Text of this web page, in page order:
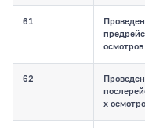
61
осмотров
62
х